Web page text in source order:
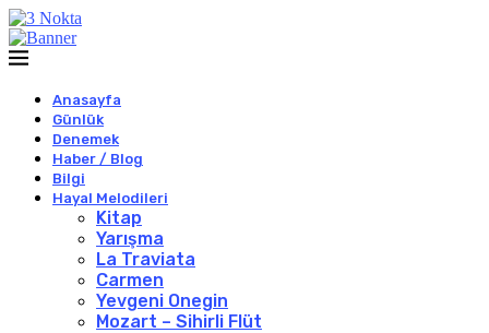
Anasayfa
Günlük
Denemek
Haber / Blog
Bilgi
Hayal Melodileri
Kitap
Yarışma
La Traviata
Carmen
Yevgeni Onegin
Mozart – Sihirli Flüt